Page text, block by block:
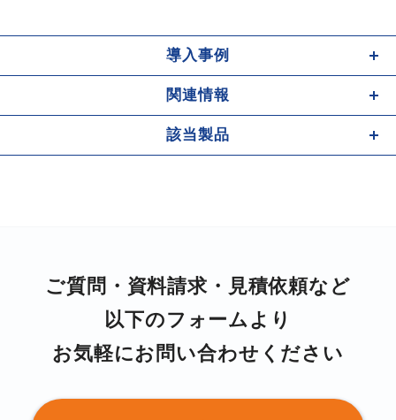
導⼊事例
関連情報
該当製品
ご質問・資料請求・⾒積依頼など
以下のフォームより
お気軽にお問い合わせください